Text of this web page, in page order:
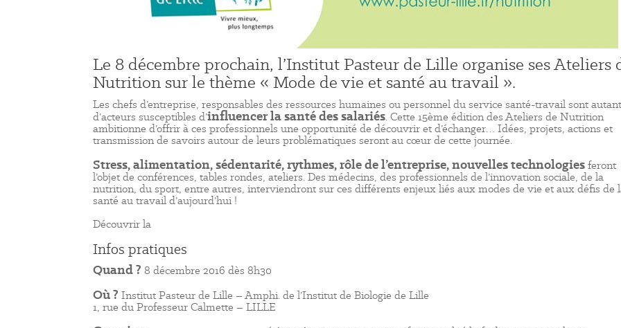
Le 8 décembre prochain, l’Institut Pasteur de Lille organise ses Ateliers
Nutrition sur le thème « Mode de vie et santé au travail ».
Les chefs d’entreprise, responsables des ressources humaines ou personnel du service santé-travail sont
d’acteurs susceptibles d’influencer la santé des salariés. Cette 15ème édition des Ateliers de Nutrition
ambitionne d’offrir à ces professionnels une opportunité de découvrir et d’échanger… Idées, projets, actions et
transmission de savoirs autour de leurs problématiques seront au cœur de cette journée.
Stress, alimentation, sédentarité, rythmes, rôle de l’entreprise, nouvelles technologiesferont
l’objet de conférences, tables rondes, ateliers. Des médecins, des professionnels de l’innovation sociale, de la
nutrition, du sport, entre autres, interviendront sur ces différents enjeux liés aux modes de vie et aux défis de
santé au travail d’aujourd’hui !
Découvrir la
Infos pratiques
Quand ? 8 décembre 2016 dès 8h30
Où ? Institut Pasteur de Lille – Amphi. de l’Institut de Biologie de Lille
1, rue du Professeur Calmette – LILLE